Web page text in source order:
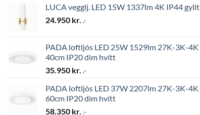
LUCA vegglj. LED 15W 1337lm 4K IP44 gyllt
24.950 kr. .-
PADA loftljós LED 25W 1529lm 27K-3K-4K
40cm IP20 dim hvítt
35.950 kr. .-
PADA loftljós LED 37W 2207lm 27K-3K-4K
60cm IP20 dim hvítt
58.350 kr. .-